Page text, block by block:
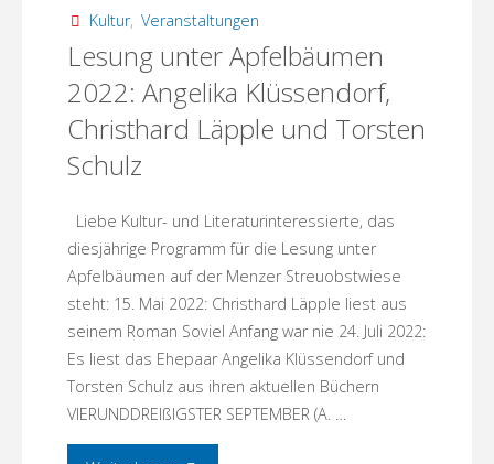
Apfelbäumen
und
blühendem
Kultur, Veranstaltungen
Lesung unter Apfelbäumen
2022: Angelika Klüssendorf,
Christhard Läpple und Torsten
Schulz
Liebe Kultur- und Literaturinteressierte, das
diesjährige Programm für die Lesung unter
Apfelbäumen auf der Menzer Streuobstwiese
steht: 15. Mai 2022: Christhard Läpple liest aus
seinem Roman Soviel Anfang war nie 24. Juli 2022:
Es liest das Ehepaar Angelika Klüssendorf und
Torsten Schulz aus ihren aktuellen Büchern
VIERUNDDREIßIGSTER SEPTEMBER (A. …